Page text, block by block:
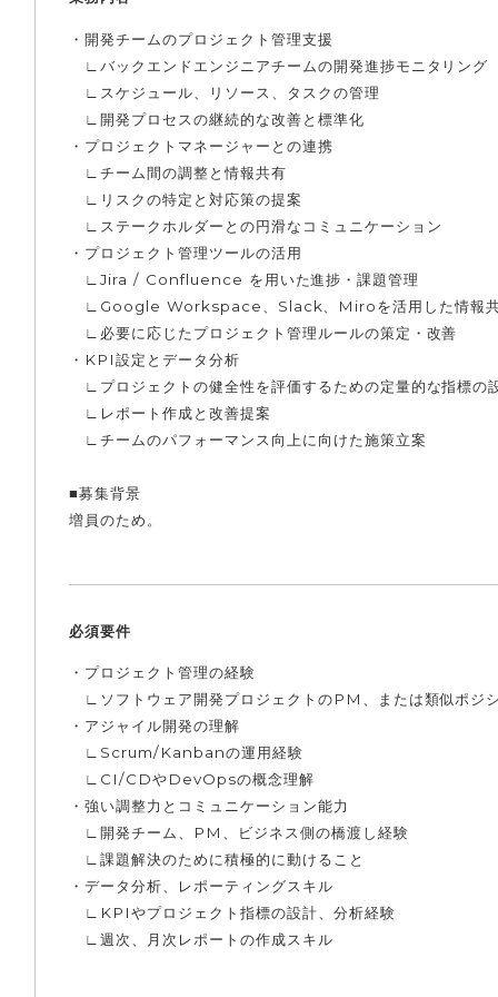
・開発チームのプロジェクト管理支援
∟バックエンドエンジニアチームの開発進捗モニタリング
∟スケジュール、リソース、タスクの管理
∟開発プロセスの継続的な改善と標準化
・プロジェクトマネージャーとの連携
∟チーム間の調整と情報共有
∟リスクの特定と対応策の提案
∟ステークホルダーとの円滑なコミュニケーション
・プロジェクト管理ツールの活用
∟Jira / Confluence を用いた進捗・課題管理
∟Google Workspace、Slack、Miroを活用した情報
∟必要に応じたプロジェクト管理ルールの策定・改善
・KPI設定とデータ分析
∟プロジェクトの健全性を評価するための定量的な指標の
∟レポート作成と改善提案
∟チームのパフォーマンス向上に向けた施策立案
■募集背景
増員のため。
必須要件
・プロジェクト管理の経験
∟ソフトウェア開発プロジェクトのPM、または類似ポジ
・アジャイル開発の理解
∟Scrum/Kanbanの運用経験
∟CI/CDやDevOpsの概念理解
・強い調整力とコミュニケーション能力
∟開発チーム、PM、ビジネス側の橋渡し経験
∟課題解決のために積極的に動けること
・データ分析、レポーティングスキル
∟KPIやプロジェクト指標の設計、分析経験
∟週次、月次レポートの作成スキル